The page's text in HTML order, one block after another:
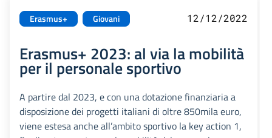
Erasmus+ Giovani 12/12/2022
Erasmus+ 2023: al via la mobilità
per il personale sportivo
A partire dal 2023, e con una dotazione finanziaria a
disposizione dei progetti italiani di oltre 850mila euro,
viene estesa anche all’ambito sportivo la key action 1,